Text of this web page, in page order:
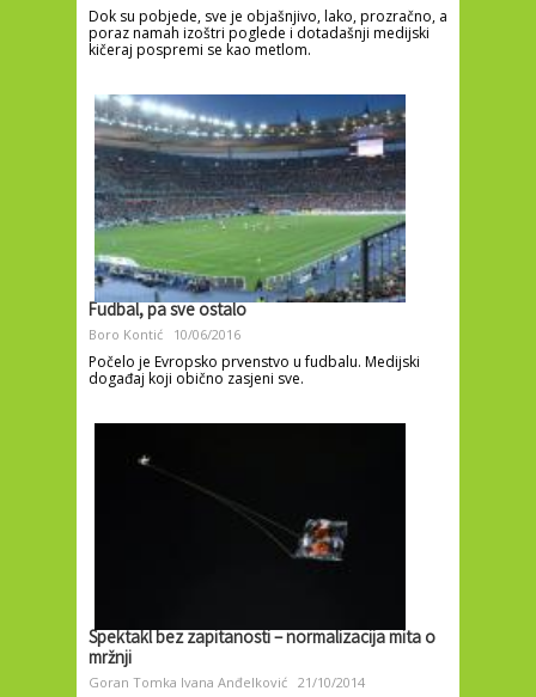
Dok su pobjede, sve je objašnjivo, lako, prozračno, a
poraz namah izoštri poglede i dotadašnji medijski
kičeraj pospremi se kao metlom.
Fudbal, pa sve ostalo
Boro Kontić 10/06/2016
Počelo je Evropsko prvenstvo u fudbalu. Medijski
događaj koji obično zasjeni sve.
Spektakl bez zapitanosti – normalizacija mita o
mržnji
Goran Tomka Ivana Anđelković 21/10/2014